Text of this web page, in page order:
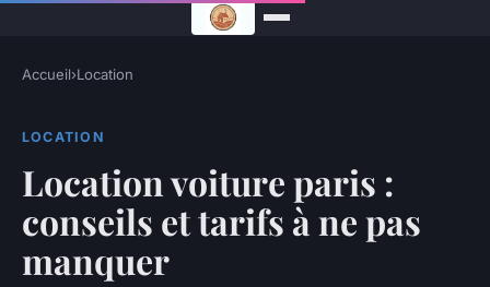
Accueil›Location
LOCATION
Location voiture paris :
conseils et tarifs à ne pas
manquer